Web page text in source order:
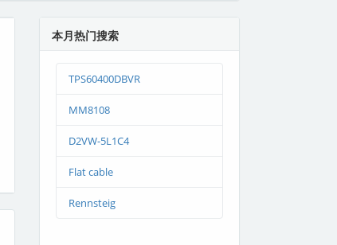
本月热门搜索
TPS60400DBVR
MM8108
D2VW-5L1C4
Flat cable
Rennsteig